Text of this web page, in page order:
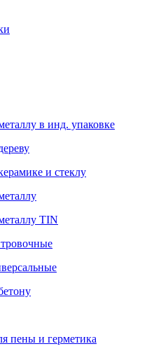
в инд. упаковке
и стеклу
TIN
пены и герметика